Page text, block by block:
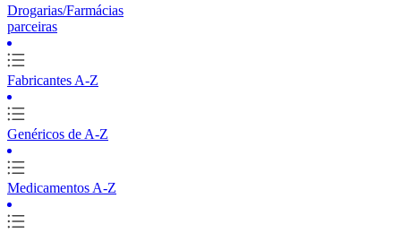
Drogarias/Farmácias
parceiras
Fabricantes A-Z
Genéricos de A-Z
Medicamentos A-Z